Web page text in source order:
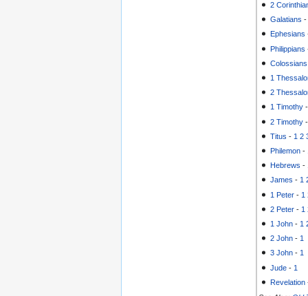
2
Galatians
Ephesians
Philippians
Colossians
1
2
1 Timothy
2 Timothy
Titus - 1 2
Philemon -
Hebrews -
James -1
1 Peter - 1
2 Peter - 1
1 John - 1
2 John - 1
3 John -1
Jude - 1
Revelation